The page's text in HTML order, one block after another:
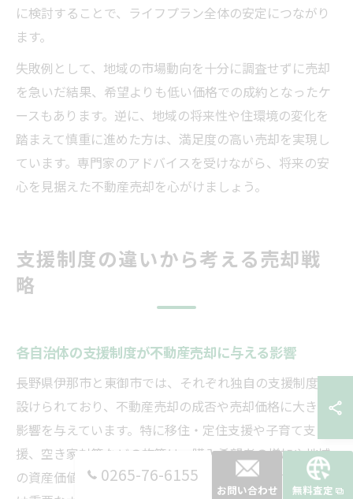
に検討することで、ライフプラン全体の安定につながり
ます。
失敗例として、地域の市場動向を十分に調査せずに売却
を急いだ結果、希望よりも低い価格での成約となったケ
ースもあります。逆に、地域の将来性や住環境の変化を
踏まえて慎重に進めた方は、満足度の高い売却を実現し
ています。専門家のアドバイスを受けながら、将来の安
心を見据えた不動産売却を心がけましょう。
支援制度の違いから考える売却戦
略
各自治体の支援制度が不動産売却に与える影響
長野県伊那市と東御市では、それぞれ独自の支援制度が
設けられており、不動産売却の成否や売却価格に大きな
影響を与えています。特に移住・定住支援や子育て支
援、空き家対策などの施策は、購入希望者の増加や地域
の資産価値の維持に直結するため、売却を検討する際に
0265-76-6155
お問い合わせ 無料査定